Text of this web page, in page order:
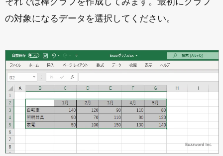
の対象になるデータを選択してください。